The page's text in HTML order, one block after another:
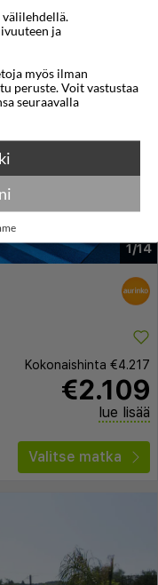
Valitse matka
1/14
Kokonaishinta €4.217
€2.109
lue lisää
Valitse matka
ja
myös ilman
peruste. Voit vastustaa
seuraavalla